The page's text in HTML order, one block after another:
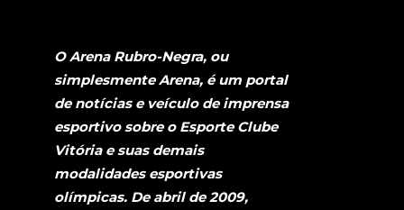
O Arena Rubro-Negra, ou
simplesmente Arena, é um portal
de notícias e veículo de imprensa
esportivo sobre o Esporte Clube
Vitória e suas demais
modalidades esportivas
olímpicas. De abril de 2009,